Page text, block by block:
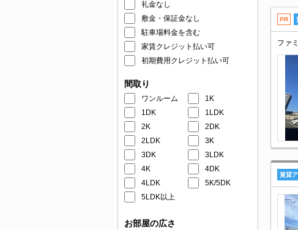
礼金なし
敷金・保証金なし
駐車場料金を含む
家賃クレジット払い可
初期費用クレジット払い可
間取り
ワンルーム
1K
1DK
1LDK
2K
2DK
2LDK
3K
3DK
3LDK
4K
4DK
4LDK
5K/5DK
5LDK以上
お部屋の広さ
PR
ファ
賃貸